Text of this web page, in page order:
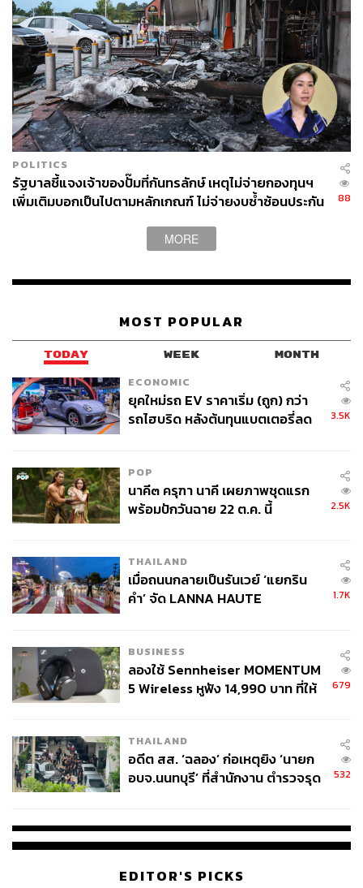
POLITICS
รัฐบาลชี้แจงเจ้าของปั๊มที่กันทรลักษ์ เหตุไม่จ่ายกองทุนฯ
เพิ่มเติมบอกเป็นไปตามหลักเกณฑ์ ไม่จ่ายงบซ้ำซ้อนประกัน
88
MORE
MOST POPULAR
TODAY WEEK MONTH
ECONOMIC
ยุคใหม่รถ EV ราคาเริ่ม (ถูก) กว่า
รถไฮบริด หลังต้นทุนแบตเตอรี่ลด
3.5K
POP
นาคี๓ ครุฑา นาคี เผยภาพชุดแรก
พร้อมปักวันฉาย 22 ต.ค. นี้
2.5K
THAILAND
เมื่อถนนกลายเป็นรันเวย์ ‘แยกริน
คำ’ จัด LANNA HAUTE
1.7K
BUSINESS
ลองใช้ Sennheiser MOMENTUM
5 Wireless หูฟัง 14,990 บาท ที่ให้
679
THAILAND
อดีต สส. ‘ฉลอง’ ก่อเหตุยิง ‘นายก
อบจ.นนทบุรี’ ที่สำนักงาน ตำรวจรุด
532
EDITOR'S PICKS